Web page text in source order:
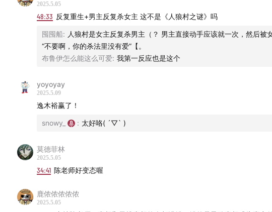
2025.5.05
48:33 反复重生+男主反复杀女主 这不是《人狼村之谜》吗
囤囤船: 人狼村是女主反复杀男主（？ 男主直接动手应该就一次，然后被
“不要啊，你的杀法里没有爱”【。
布鲁伊怎么能这么可爱: 我第一反应也是这个
yoyoyay
2025.5.09
逸木裕赢了！
snowy_ : 太好咯( ´▽` )
莫德菲林
2025.5.05
34:41 陈老师好变态喔
鹿侬侬侬侬侬
2025.5.05